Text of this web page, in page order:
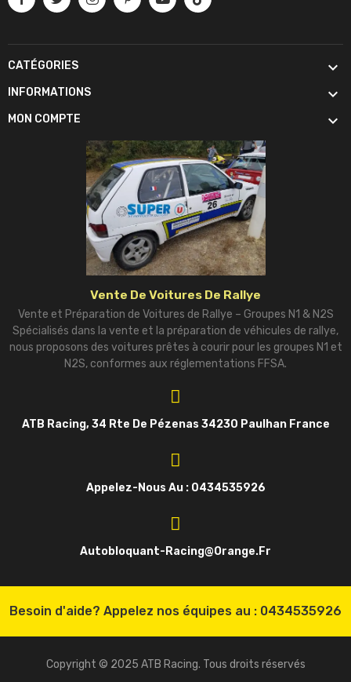
CATÉGORIES 
INFORMATIONS 
MON COMPTE 
Vente De Voitures De Rallye
Vente et Préparation de Voitures de Rallye – Groupes N1 & N2S
Spécialisés dans la vente et la préparation de véhicules de rallye,
nous proposons des voitures prêtes à courir pour les groupes N1 et
N2S, conformes aux réglementations FFSA.
ATB Racing, 34 Rte De Pézenas 34230 Paulhan France
Appelez-Nous Au : 0434535926
Autobloquant-Racing@orange.fr
Besoin d'aide? Appelez nos équipes au : 0434535926
Copyright © 2025 ATB Racing. Tous droits réservés